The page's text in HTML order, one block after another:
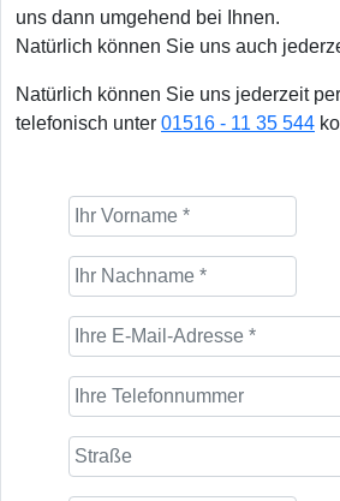
uns dann umgehend bei Ihnen.
Natürlich können Sie uns auch
Natürlich können Sie uns jederzeit
telefonisch unter 01516 - 11 35 544